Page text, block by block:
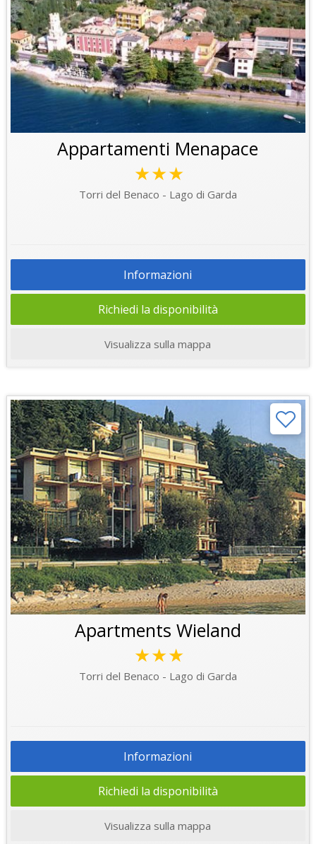
Appartamenti Menapace
★★★
Torri del Benaco - Lago di Garda
Informazioni
Richiedi la disponibilità
Visualizza sulla mappa
Apartments Wieland
★★★
Torri del Benaco - Lago di Garda
Informazioni
Richiedi la disponibilità
Visualizza sulla mappa